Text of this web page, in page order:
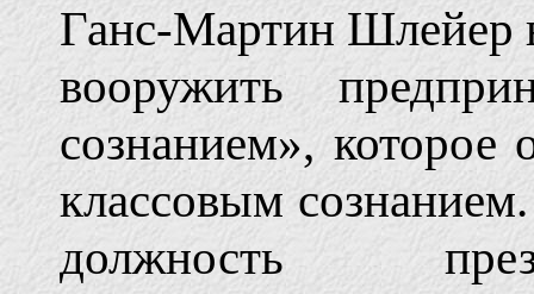
Ганс-Мартин Шлейер
вооружить
сознанием», которое
классовым
должность